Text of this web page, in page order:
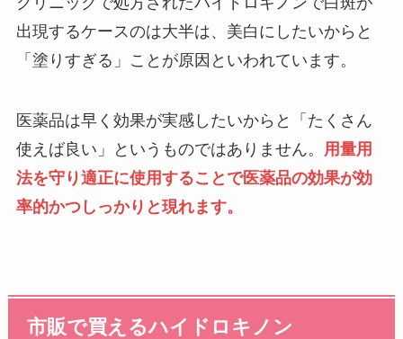
出現するケースのは大半は、美白にしたいからと
「塗りすぎる」ことが原因といわれています。
医薬品は早く効果が実感したいからと「たくさん
使えば良い」というものではありません。 用量用
法を守り適正に使用することで医薬品の効果が効
率的かつしっかりと現れます。
市販で買えるハイドロキノン